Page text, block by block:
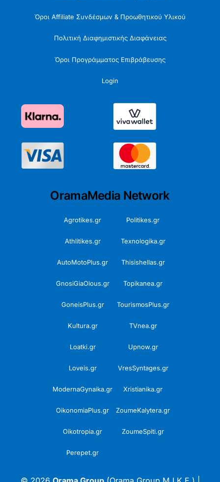
Όροι Affiliate Συνδέσμων & Προωθητικού Υλικού
Πολιτική Διαφημιστικής Διαφάνειας
Όροι Προγράμματος Επιβράβευσης
Login
OramaMedia Network
Agrotikes.gr Politikes.gr
Athlitikes.gr Texnologika.gr
AutoMotoPlus.gr Thisishellas.gr
GnosiGiaOlous.gr Topikanea.gr
GoneisPlus.gr TourismosPlus.gr
Kultura.gr TVnea.gr
Loatki.gr Upnow.gr
Loveis.gr VresSyntages.gr
ModernaGynaika.gr Xristianika.gr
OikonomiaPlus.gr ZoumeKalytera.gr
Oikotropia.gr ZoumeSpiti.gr
Perepet.gr